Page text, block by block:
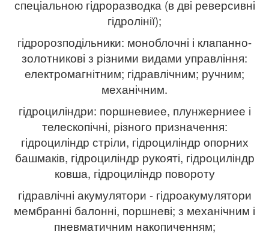
спеціальною гідроразводка (в дві реверсивні
гідролінії);
гідророзподільники: моноблочні і клапанно-
золотникові з різними видами управління:
електромагнітним; гідравлічним; ручним;
механічним.
гідроциліндри: поршневиее, плунжерниее і
телескопічні, різного призначення:
гідроциліндр стріли, гідроциліндр опорних
башмаків, гідроциліндр рукояті, гідроциліндр
ковша, гідроциліндр повороту
гідравлічні акумулятори - гідроакумулятори
мембранні балонні, поршневі; з механічним і
пневматичним накопиченням;